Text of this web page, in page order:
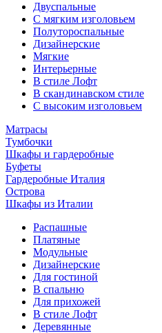
Двуспальные
С мягким изголовьем
Полутороспальные
Дизайнерские
Мягкие
Интерьерные
В стиле Лофт
В скандинавском стиле
С высоким изголовьем
Матрасы
Тумбочки
Шкафы и гардеробные
Буфеты
Гардеробные Италия
Острова
Шкафы из Италии
Распашные
Платяные
Модульные
Дизайнерские
Для гостиной
В спальню
Для прихожей
В стиле Лофт
Деревянные